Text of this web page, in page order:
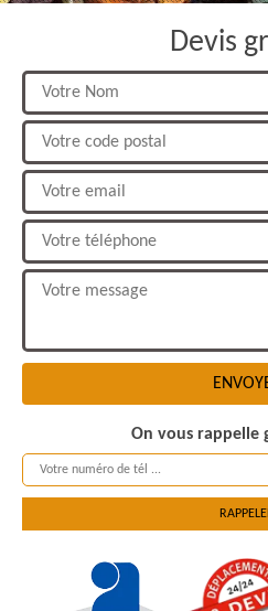
Devis
On vous rappelle